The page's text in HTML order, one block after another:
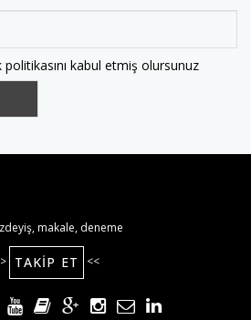
kabul etmiş olursunuz
makale, deneme
TAKIP ET <<